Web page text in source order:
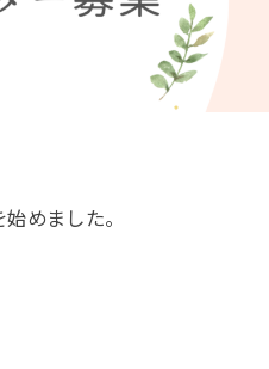
めました。